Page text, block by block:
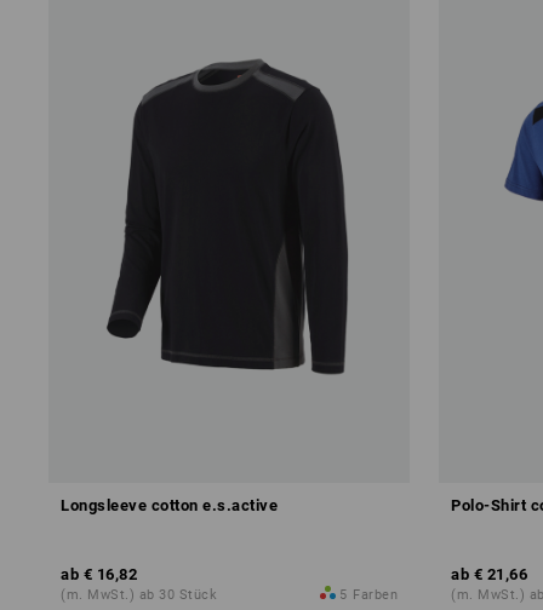
Longsleeve cotton e.s.active
ab € 16,82
(m. MwSt.) ab 30 Stück 5 Farben
Polo-Shirt
ab € 21,66
(m. MwSt.)